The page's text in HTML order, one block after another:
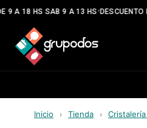
9 A 18 HS SAB 9 A 13 HS•DESCUENTO
Inicio › Tienda ›